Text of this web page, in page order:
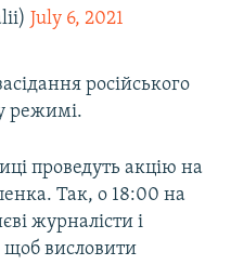
July 6, 2021
російського
режимі.​
проведуть акцію на
Так, о 18:00 на
журналісти і
щоб висловити